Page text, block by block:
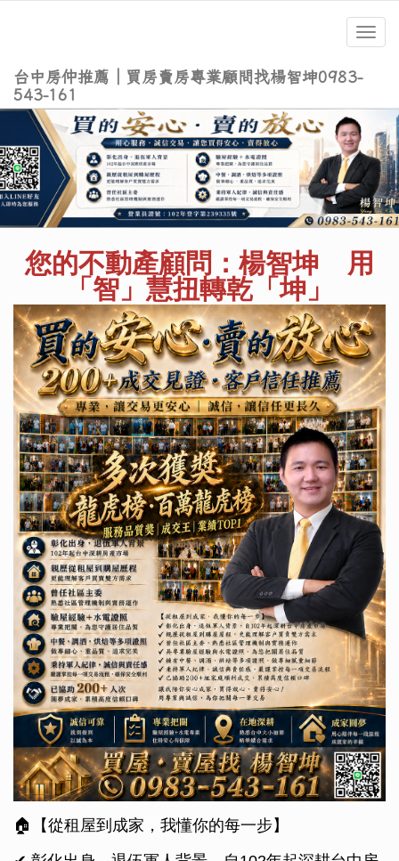
台中房仲推薦｜買房賣房專業顧問找楊智坤0983-
543-161
您的不動產顧問：楊智坤 用
「智」慧扭轉乾「坤」
🏠【從租屋到成家，我懂你的每一步】